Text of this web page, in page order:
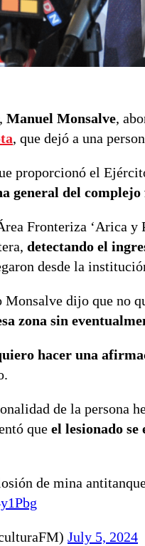
Manuel Monsalve,
, que dejó a una
proporcionó el
general del
Fronteriza ‘Arica
detectando el
desde la
Monsalve dijo que no
zona sin
hacer una
de la persona
que el lesionado
de mina
July 5, 2024